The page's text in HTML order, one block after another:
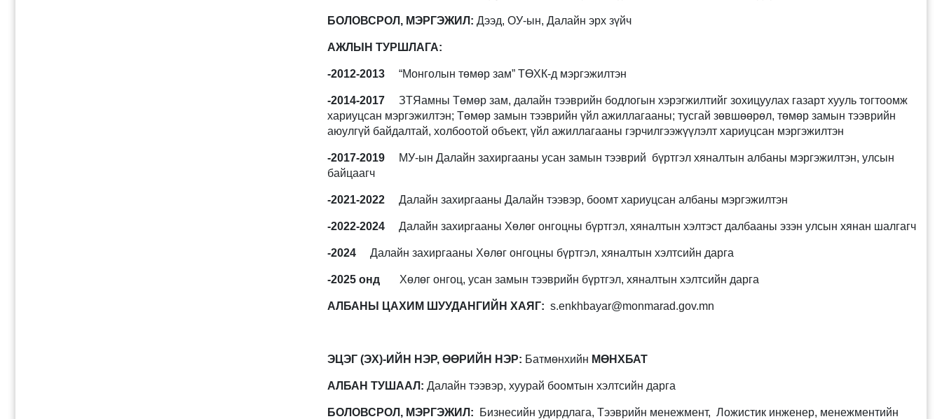
БОЛОВСРОЛ, МЭРГЭЖИЛ: Дээд, ОУ-ын, Далайн эрх зүйч
АЖЛЫН ТУРШЛАГА:
-2012-2013 “Монголын төмөр зам” ТӨХК-д мэргэжилтэн
-2014-2017
ЗТЯамны Төмөр зам, далайн тээврийн бодлогын хэрэгжилтийг зохицуулах газарт хууль тогтоомж
хариуцсан мэргэжилтэн; Төмөр замын тээврийн үйл ажиллагааны; тусгай зөвшөөрөл, төмөр замын тээврийн
аюулгүй байдалтай, холбоотой объект, үйл ажиллагааны гэрчилгээжүүлэлт хариуцсан мэргэжилтэн
-2017-2019
МУ-ын Далайн захиргааны усан замын тээврий бүртгэл хяналтын албаны мэргэжилтэн, улсын
байцаагч
-2021-2022 Далайн захиргааны Далайн тээвэр, боомт хариуцсан албаны мэргэжилтэн
-2022-2024 Далайн захиргааны Хөлөг онгоцны бүртгэл, хяналтын хэлтэст далбааны эзэн улсын хянан шалгагч
-2024 Далайн захиргааны Хөлөг онгоцны бүртгэл, хяналтын хэлтсийн дарга
-2025 онд Хөлөг онгоц, усан замын тээврийн бүртгэл, хяналтын хэлтсийн дарга
АЛБАНЫ ЦАХИМ ШУУДАНГИЙН ХАЯГ: s.enkhbayar@monmarad.gov.mn
ЭЦЭГ (ЭХ)-ИЙН НЭР, ӨӨРИЙН НЭР: Батмөнхийн МӨНХБАТ
АЛБАН ТУШААЛ: Далайн тээвэр, хуурай боомтын хэлтсийн дарга
БОЛОВСРОЛ, МЭРГЭЖИЛ: Бизнесийн удирдлага, Тээврийн менежмент, Ложистик инженер, менежментийн